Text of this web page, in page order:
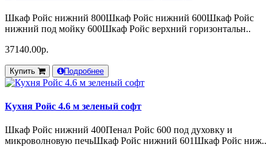
Шкаф Ройс нижний 800Шкаф Ройс нижний 600Шкаф Ройс
нижний под мойку 600Шкаф Ройс верхний горизонтальн..
37140.00р.
Купить Подробнее
Кухня Ройс 4.6 м зеленый софт
Шкаф Ройс нижний 400Пенал Ройс 600 под духовку и
микроволновую печьШкаф Ройс нижний 601Шкаф Ройс ниж..